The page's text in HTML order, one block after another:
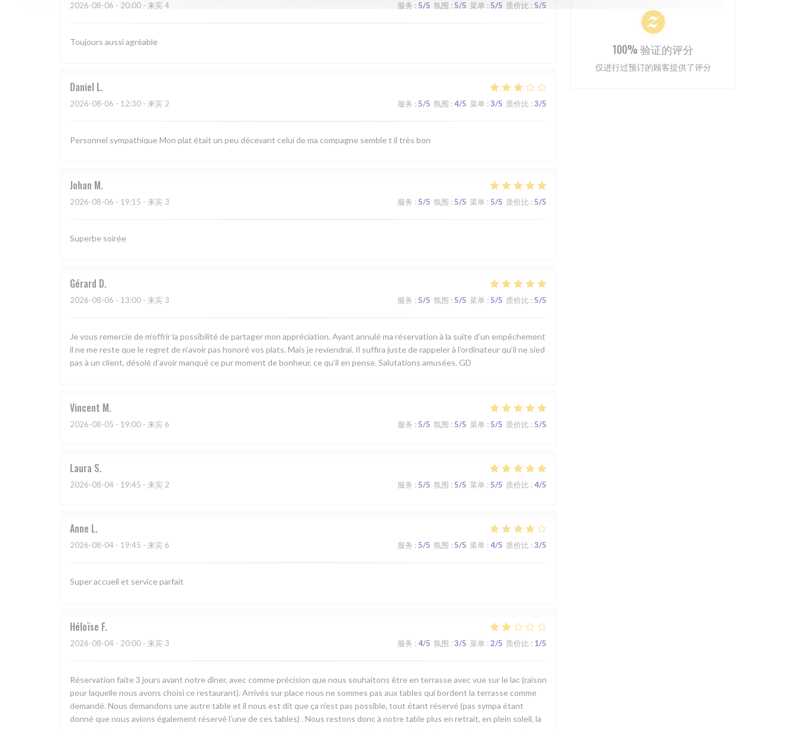
2026-08-06 - 20:00 - 来宾 4 服务 :5/5 氛围 : 5/5 菜单 : 5/5 质价比 : 5/5
Toujours aussi agréable
Daniel L
2026-08-06 - 12:30 - 来宾 2 服务 : 5/5 氛围 : 4/5 菜单 : 3/5 质价比 : 3/5
Personnel sympathique Mon plat était un peu décevant celui de ma compagne semble t il très bon
Johan M
2026-08-06 - 19:15 - 来宾 3 服务 : 5/5 氛围 : 5/5 菜单 : 5/5 质价比 : 5/5
Superbe soirée
Gérard D
2026-08-06 - 13:00 - 来宾 3 服务 : 5/5 氛围 : 5/5 菜单 : 5/5 质价比 : 5/5
Je vous remercie de m’offrir la possibilité de partager mon appréciation. Ayant annulé ma réservation à la suite d’un empêchement
il ne me reste que le regret de n’avoir pas honoré vos plats. Mais je reviendrai. Il suffira juste de rappeler à l’ordinateur qu’il ne sied
pas à un client, désolé d’avoir manqué ce pur moment de bonheur, ce qu’il en pense. Salutations amusées. GD
Vincent M
2026-08-05 - 19:00 - 来宾 6 服务 : 5/5 氛围 : 5/5 菜单 : 5/5 质价比 : 5/5
Laura S
2026-08-04 - 19:45 - 来宾 2 服务 : 5/5 氛围 : 5/5 菜单 : 5/5 质价比 : 4/5
Anne L
2026-08-04 - 19:45 - 来宾 6 服务 : 5/5 氛围 : 5/5 菜单 : 4/5 质价比 : 3/5
Super accueil et service parfait
Héloïse F
2026-08-04 - 20:00 - 来宾 3 服务 : 4/5 氛围 : 3/5 菜单 : 2/5 质价比 : 1/5
Réservation faite 3 jours avant notre dîner, avec comme précision que nous souhaitons être en terrasse avec vue sur le lac (raison
pour laquelle nous avons choisi ce restaurant). Arrivés sur place nous ne sommes pas aux tables qui bordent la terrasse comme
demandé. Nous demandons une autre table et il nous est dit que ça n’est pas possible, tout étant réservé (pas sympa étant
donné que nous avions également réservé l’une de ces tables) . Nous restons donc à notre table plus en retrait, en plein soleil, la
100% 验证的评分
仅进行过预订的顾客提供了评分